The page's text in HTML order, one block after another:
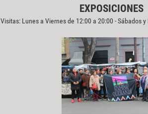
EXPOSICIONES
Visitas: Lunes a Viernes de 12:00 a 20:00 - Sábados